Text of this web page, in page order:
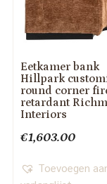
Eetkamer bank
Hillpark
round corner
retardant
Interiors
€1,603.00
Toevoegen